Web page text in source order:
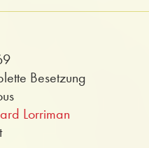
Besetzung
Lorriman